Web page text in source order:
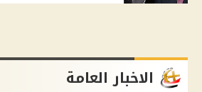
الاخبار العامة